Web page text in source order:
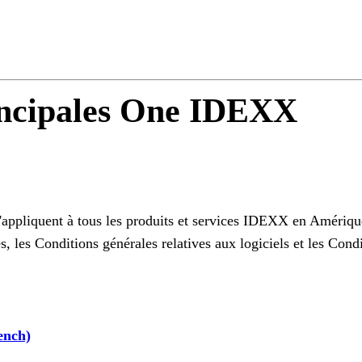
One IDEXX
à tous les produits et services IDEXX en
les Conditions générales relatives aux logiciels et les